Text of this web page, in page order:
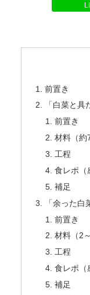
前置き
「白菜と具
前置き
材料（約
工程
食レポ（
補足
「余った
前置き
材料（2
工程
食レポ（
補足